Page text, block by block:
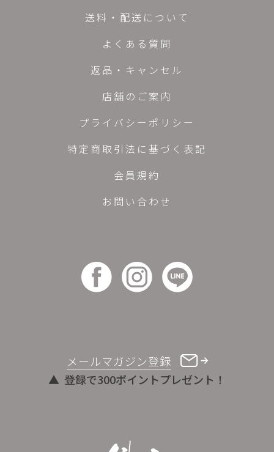
メールマガジン登録
登録で300ポイントプレゼント！
送料・配送について
よくある質問
返品・キャンセル
店舗のご案内
プライバシーポリシー
特定商取引法に基づく表記
会員規約
お問い合わせ